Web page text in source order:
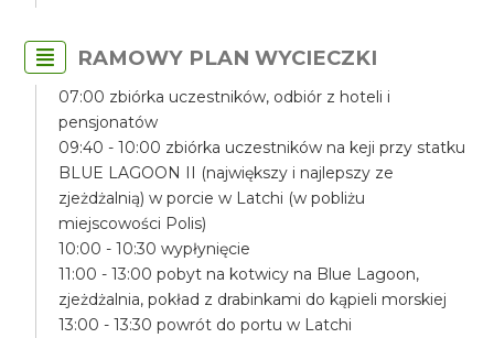
RAMOWY PLAN WYCIECZKI
07:00 zbiórka uczestników, odbiór z hoteli i
pensjonatów
09:40 - 10:00 zbiórka uczestników na keji przy statku
BLUE LAGOON II (największy i najlepszy ze
zjeżdżalnią) w porcie w Latchi (w pobliżu
miejscowości Polis)
10:00 - 10:30 wypłynięcie
11:00 - 13:00 pobyt na kotwicy na Blue Lagoon,
zjeżdżalnia, pokład z drabinkami do kąpieli morskiej
13:00 - 13:30 powrót do portu w Latchi